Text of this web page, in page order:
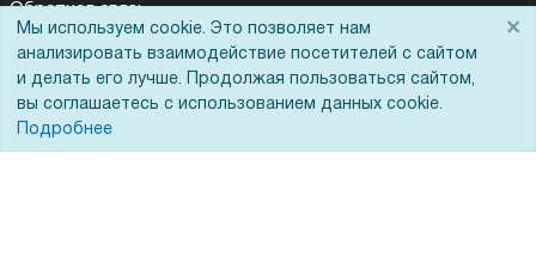
Обратная связь
Для Таможенного союза
Запрос актов сверки
Мы используем cookie. Это позволяет нам
анализировать взаимодействие посетителей с сайтом
и делать его лучше. Продолжая пользоваться сайтом,
вы соглашаетесь с использованием данных cookie.
Подробнее
×